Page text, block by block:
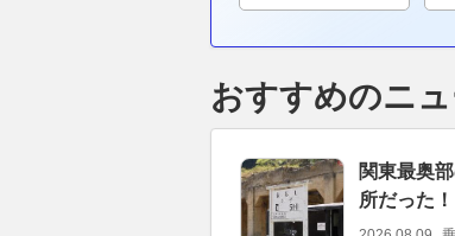
おすすめのニ
関東最奥
所だった